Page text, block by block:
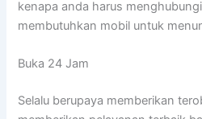
kenapa anda harus
membutuhkan mobil untuk
Buka 24 Jam
Selalu berupaya memberikan